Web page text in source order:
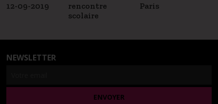
12-09-2019
rencontre
scolaire
Paris
NEWSLETTER